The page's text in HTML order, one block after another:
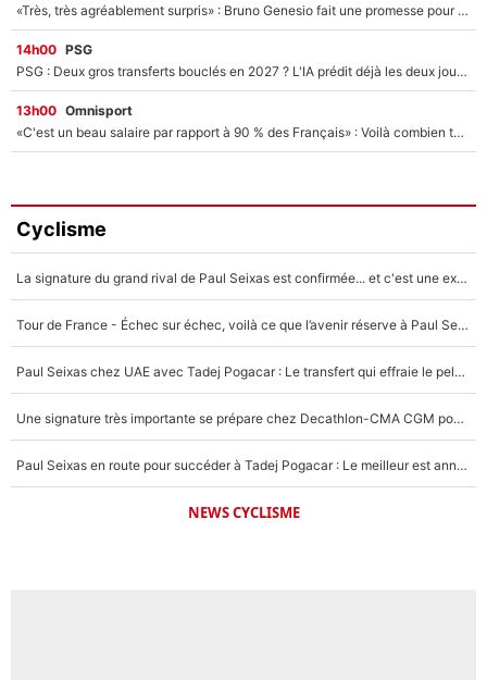
«Très, très agréablement surpris» : Bruno Genesio fait une promesse pour la suite du mercato de l’OM et rassure les supporters
14h00 PSG
PSG : Deux gros transferts bouclés en 2027 ? L'IA prédit déjà les deux joueurs qui pourraient rejoindre Luis Enrique !
13h00 Omnisport
«C'est un beau salaire par rapport à 90 % des Français» : Voilà combien touchait Nelson Monfort sur France Télévisions avant de rejoindre CNews
Cyclisme
La signature du grand rival de Paul Seixas est confirmée... et c'est une excellente nouvelle pour l'équipe Decathlon-CMA CGM !
Tour de France - Échec sur échec, voilà ce que l’avenir réserve à Paul Seixas : «Tant qu’il y aura un Pogacar comme celui-là...»
Paul Seixas chez UAE avec Tadej Pogacar : Le transfert qui effraie le peloton, «c’est la pire des choses qui puisse arriver»
Une signature très importante se prépare chez Decathlon-CMA CGM pour aider Paul Seixas à gagner le Tour de France 2027
Paul Seixas en route pour succéder à Tadej Pogacar : Le meilleur est annoncé pour l’avenir de la pépite française
NEWS CYCLISME